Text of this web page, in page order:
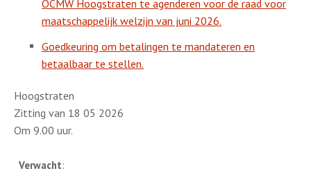
OCMW Hoogstraten te agenderen voor de raad voor
maatschappelijk welzijn van juni 2026.
Goedkeuring om betalingen te mandateren en
betaalbaar te stellen.
Hoogstraten
Zitting van 18 05 2026
Om 9.00 uur.
Verwacht: